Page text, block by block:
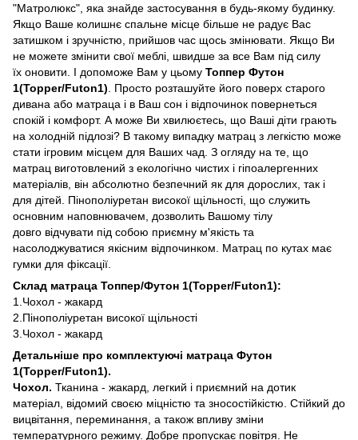
"Матролюкс", яка знайде застосування в будь-якому будинку.
Якщо Ваше колишнє спальне місце більше не радує Вас
затишком і зручністю, прийшов час щось змінювати. Якщо Ви
не можете змінити свої меблі, швидше за все Вам під силу
їх оновити. І допоможе Вам у цьому Топпер Футон
1(Topper/Futon1) . Просто розташуйте його поверх старого
дивана або матраца і в Ваш сон і відпочинок повернеться
спокій і комфорт. А може Ви хвилюєтесь, що Ваші діти грають
на холодній підлозі? В такому випадку матрац з легкістю може
стати ігровим місцем для Ваших чад. З огляду на те, що
матрац виготовлений з екологічно чистих і гіпоалергенних
матеріалів, він абсолютно безпечний як для дорослих, так і
для дітей. Пінополіуретан високої щільності, що служить
основним наповнювачем, дозволить Вашому тілу
довго відчувати під собою приємну м'якість та
насолоджуватися якісним відпочинком. Матрац по кутах має
гумки для фіксації.
Склад матраца Топпер/Футон 1(Topper/Futon1):
1.Чохол - жакард
2.Пінополіуретан високої щільності
3.Чохол - жакард
Детальніше про комплектуючі матраца Футон
1(Topper/Futon1).
Чохол. Тканина - жакард, легкий і приємний на дотик
матеріал, відомий своєю міцністю та зносостійкістю. Стійкий до
вицвітання, переминання, а також впливу зміни
температурного режиму. Добре пропускає повітря. Не